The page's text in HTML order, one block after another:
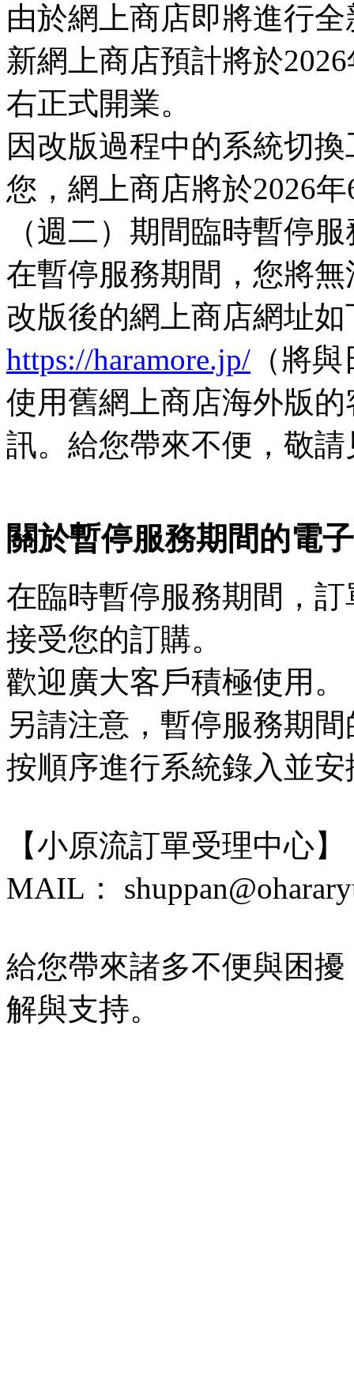
由於網上商店即將進行
新網上商店預計將於
右正式開業。
因改版過程中的系統切
您，網上商店將於2026
（週二）期間臨時暫停
在暫停服務期間，您將
改版後的網上商店網址如
https://haramore.jp/ （將
使用舊網上商店海外版
訊。給您帶來不便，敬請
關於暫停服務期間的電
在臨時暫停服務期間，
接受您的訂購。
歡迎廣大客戶積極使用。
另請注意，暫停服務期
按順序進行系統錄入並
【小原流訂單受理中心】
MAIL：
給您帶來諸多不便與困
解與支持。